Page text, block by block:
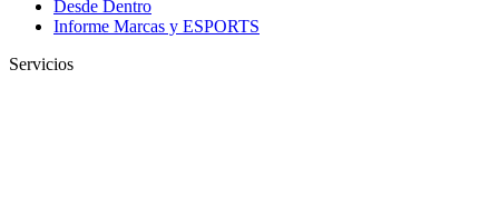
Desde Dentro
Informe Marcas y ESPORTS
Servicios